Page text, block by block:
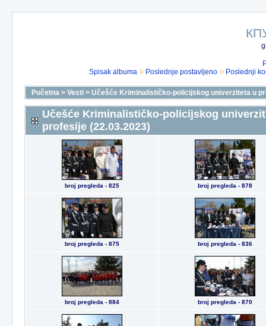
Spisak albuma
Poslednje postavljeno Poslednji
Početna > Vesti > Učešće Kriminalističko-policijskog univerziteta u
Učešće Kriminalističko-policijskog
profesije (22.03.2023)
broj pregleda - 825 broj pregleda - 878
broj pregleda - 875 broj pregleda - 836
broj pregleda - 884 broj pregleda - 870